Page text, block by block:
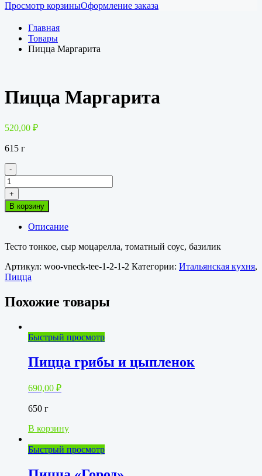
Просмотр корзиныОформление заказа
Главная
Товары
Пицца Маргарита
Пицца Маргарита
520,00 ₽
615 г
-
Количество
товара
Пицца
Маргарита
+
В корзину
Описание
Тесто тонкое, сыр моцарелла, томатный соус, базилик
Артикул: woo-vneck-tee-1-2-1-2 Категории: Итальянская кухня,
Пицца
Похожие товары
Быстрый просмотр
Пицца грибы и цыпленок
690,00 ₽
650 г
В корзину
Быстрый просмотр